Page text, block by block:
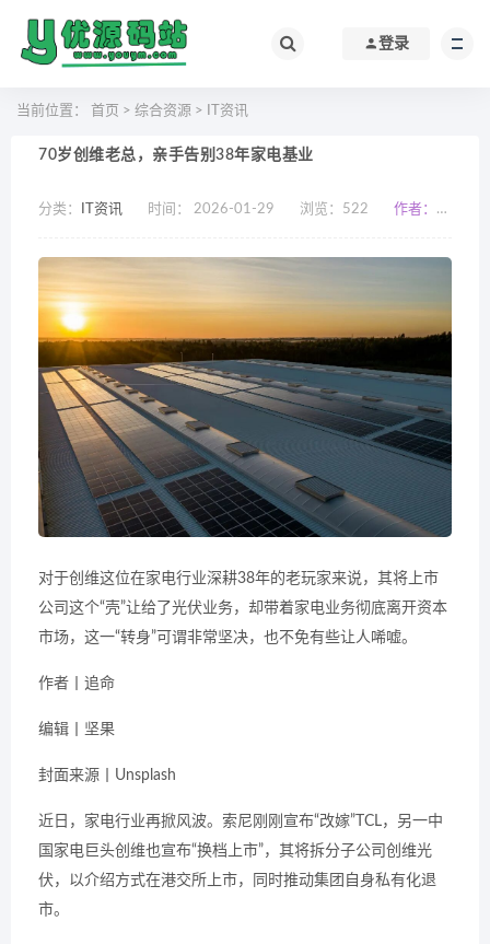
登录
当前位置： 首页 > 综合资源 > IT资讯
70岁创维老总，亲手告别38年家电基业
分类： IT资讯 时间： 2026-01-29 浏览： 522 作者：小编
对于创维这位在家电行业深耕38年的老玩家来说，其将上市
公司这个“壳”让给了光伏业务，却带着家电业务彻底离开资本
市场，这一“转身”可谓非常坚决，也不免有些让人唏嘘。
作者丨追命
编辑丨坚果
封面来源丨Unsplash
近日，家电行业再掀风波。索尼刚刚宣布“改嫁”TCL，另一中
国家电巨头创维也宣布“换档上市”，其将拆分子公司创维光
伏，以介绍方式在港交所上市，同时推动集团自身私有化退
市。